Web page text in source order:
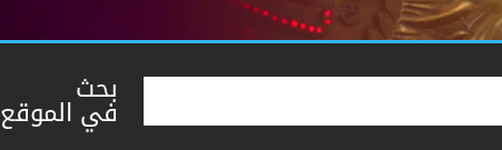
بحث
في الموقع